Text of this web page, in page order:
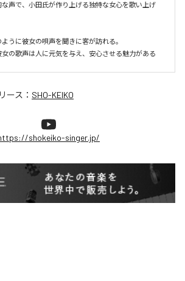
声で、小田氏が作り上げる独特な女心を歌い上げ
うに彼女の唄声を聞きに客が訪れる。
の歌声は人に元気を与え、安心させる魅力がある
ース： SHO-KEIKO
shokeiko-singer.jp/